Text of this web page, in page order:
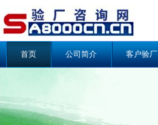
首页 公司简介 客户验厂